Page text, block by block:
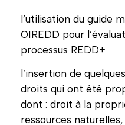
l’utilisation du guide
OIREDD pour
processus REDD+
l’insertion de
droits qui ont été
dont : droit à la
ressources